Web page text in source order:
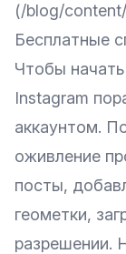
(/blog/
Бесплатные
Чтобы
Instagram
аккаунтом.
оживление
посты,
геометки,
разрешении.